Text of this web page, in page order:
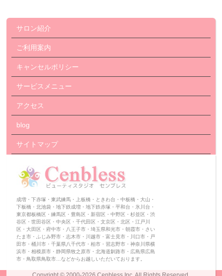
サロン紹介
ご利用案内
キャンセルポリシー
サービスメニュー
アクセス
blog
サイトマップ
成増・下赤塚・東武練馬・上板橋・ときわ台・中板橋・大山・
下板橋・北池袋・地下鉄成増・地下鉄赤塚・平和台・氷川台・
東京都板橋区・練馬区・豊島区・新宿区・中野区・杉並区・渋
谷区・世田谷区・中央区・千代田区・文京区・北区・江戸川
区・大田区・府中市・八王子市・埼玉県和光市・朝霞市・さい
たま市・ふじみ野市・志木市・川越市・富士見市・川口市・戸
田市・桶川市・千葉県八千代市・柏市・習志野市・神奈川県横
浜市・相模原市・静岡県牧之原市・北海道釧路市・広島県広島
市・鳥取県鳥取市…などからお越しいただいております。
Copyright © 2000-2026 Cenbless Inc. All Rights Reserved.